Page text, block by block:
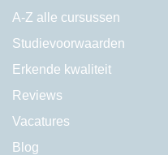
A-Z alle cursussen
Studievoorwaarden
Erkende kwaliteit
Reviews
Vacatures
Blog